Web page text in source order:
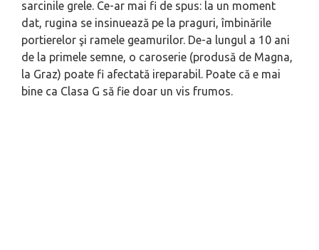
sarcinile grele. Ce-ar mai fi de spus: la un moment
dat, rugina se insinuează pe la praguri, îmbinările
portierelor şi ramele geamurilor. De-a lungul a 10 ani
de la primele semne, o caroserie (produsă de Magna,
la Graz) poate fi afectată ireparabil. Poate că e mai
bine ca Clasa G să fie doar un vis frumos.